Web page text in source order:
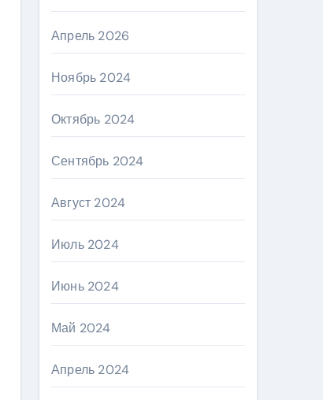
Апрель 2026
Ноябрь 2024
Октябрь 2024
Сентябрь 2024
Август 2024
Июль 2024
Июнь 2024
Май 2024
Апрель 2024